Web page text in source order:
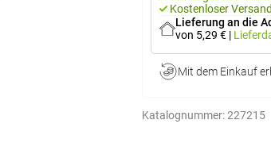
Kostenloser
Lieferung an die
von 5,29 € |
Mit dem Einkauf
Katalognummer:227215